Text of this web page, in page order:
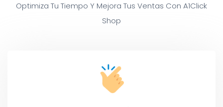
Optimiza Tu Tiempo Y Mejora Tus Ventas Con A1Click
Shop